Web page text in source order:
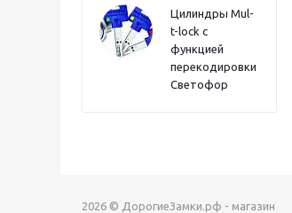
Цилиндры Mul-
t-lock с
функцией
перекодировки
Светофор
2026 © ДорогиеЗамки.рф - магазин